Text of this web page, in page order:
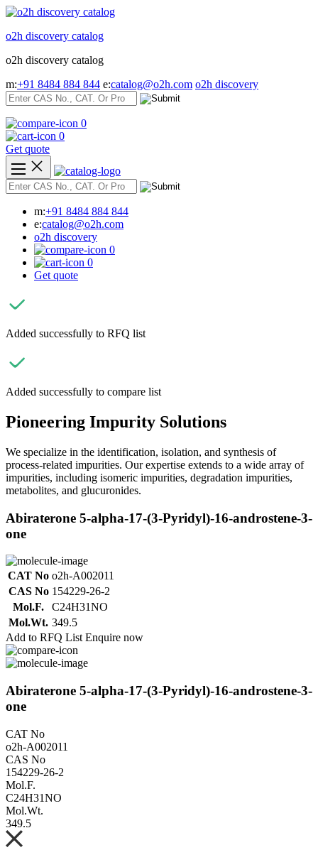
Skip
content
o2h discovery catalog
o2h discovery catalog
m:+91 8484 884 844 e:catalog@o2h.com o2h discovery
0
0
Get quote
m:+91 8484 884 844
e:catalog@o2h.com
o2h discovery
0
0
Get quote
Added successfully to RFQ list
Added successfully to compare list
Pioneering Impurity Solutions
We specialize in the identification, isolation, and synthesis of
process-related impurities. Our expertise extends to a wide array of
impurities, including isomeric impurities, degradation impurities,
metabolites, and glucuronides.
Abiraterone 5-alpha-17-(3-Pyridyl)-16-androstene-3-
one
CAT No o2h-A002011
CAS No 154229-26-2
Mol.F.
C24H31NO
Mol.Wt. 349.5
Add to RFQ List Enquire now
Abiraterone 5-alpha-17-(3-Pyridyl)-16-androstene-3-
one
CAT No
o2h-A002011
CAS No
154229-26-2
Mol.F.
C24H31NO
Mol.Wt.
349.5